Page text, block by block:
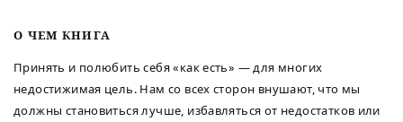
O ЧЕМ КНИГА
Принять и полюбить себя «как есть» — для многих
недостижимая цель. Нам со всех сторон внушают, что мы
должны становиться лучше, избавляться от недостатков или